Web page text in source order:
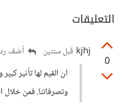
التعليقات
0
kjhj قبل سنتين
أضف
ان القيم لها تأثير
وتصرفاتنا. فمن خلال